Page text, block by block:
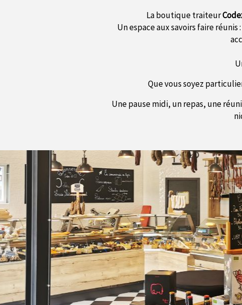
La boutique traiteur
Un espace aux savoirs faire
Que vous soyez
Une pause midi, un repas, une